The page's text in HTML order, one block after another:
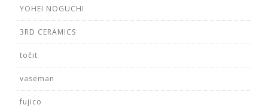
YOHEI NOGUCHI
3RD CERAMICS
točit
vaseman
fujico